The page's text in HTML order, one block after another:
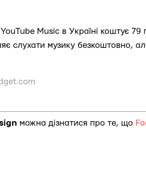
Music в Україні коштує
слухати музику безкоштовно,
можна дізнатися про те, що